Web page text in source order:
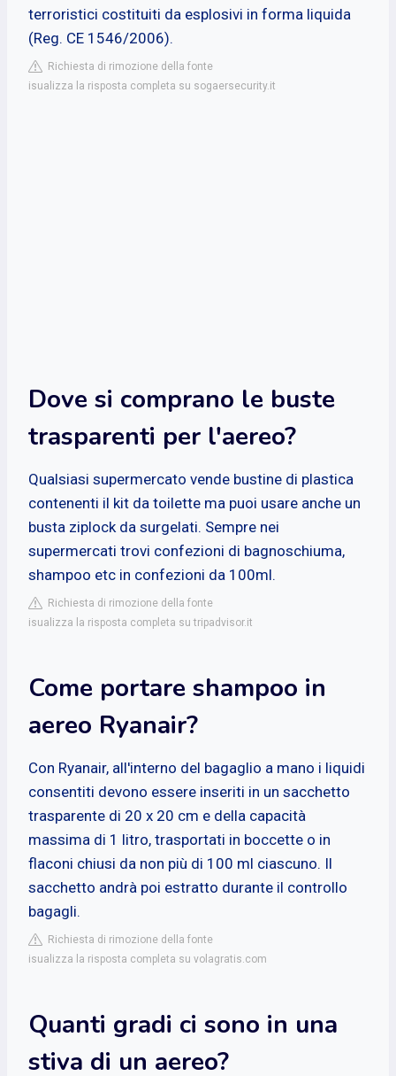
terroristici costituiti da esplosivi in forma liquida
(Reg. CE 1546/2006).
Richiesta di rimozione della fonte
isualizza la risposta completa su sogaersecurity.it
Dove si comprano le buste
trasparenti per l'aereo?
Qualsiasi supermercato vende bustine di plastica
contenenti il kit da toilette ma puoi usare anche un
busta ziplock da surgelati. Sempre nei
supermercati trovi confezioni di bagnoschiuma,
shampoo etc in confezioni da 100ml.
Richiesta di rimozione della fonte
isualizza la risposta completa su tripadvisor.it
Come portare shampoo in
aereo Ryanair?
Con Ryanair, all'interno del bagaglio a mano i liquidi
consentiti devono essere inseriti in un sacchetto
trasparente di 20 x 20 cm e della capacità
massima di 1 litro, trasportati in boccette o in
flaconi chiusi da non più di 100 ml ciascuno. Il
sacchetto andrà poi estratto durante il controllo
bagagli.
Richiesta di rimozione della fonte
isualizza la risposta completa su volagratis.com
Quanti gradi ci sono in una
stiva di un aereo?